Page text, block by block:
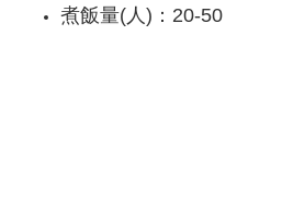
煮飯量(人)：20-50